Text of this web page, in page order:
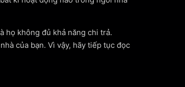
họ không đủ khả năng chi trả.
của bạn. Vì vậy, hãy tiếp tục đọc